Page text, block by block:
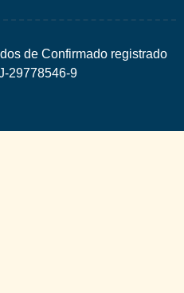
de Confirmado registrado
29778546-9